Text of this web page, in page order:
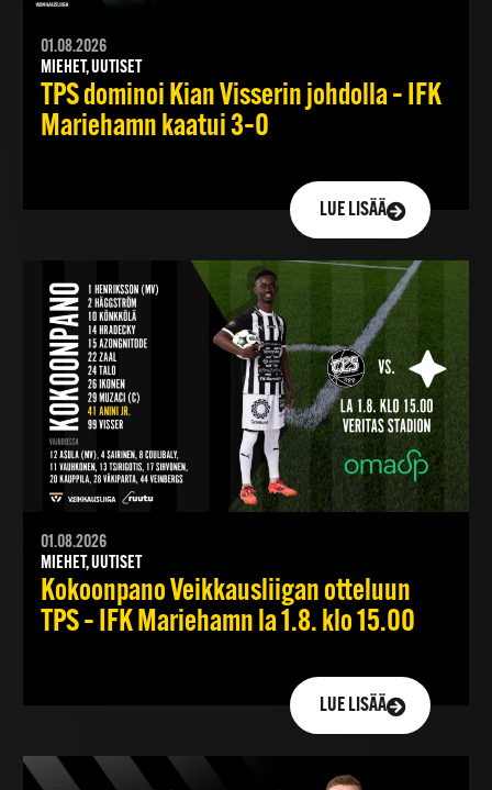
01.08.2026
MIEHET, UUTISET
TPS dominoi Kian Visserin johdolla – IFK
Mariehamn kaatui 3–0
LUE LISÄÄ
01.08.2026
MIEHET, UUTISET
Kokoonpano Veikkausliigan otteluun
TPS – IFK Mariehamn la 1.8. klo 15.00
LUE LISÄÄ